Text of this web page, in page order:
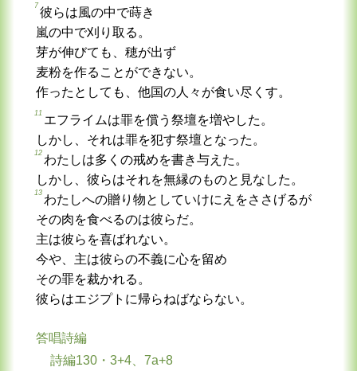
7
彼らは風の中で蒔き
嵐の中で刈り取る。
芽が伸びても、穂が出ず
麦粉を作ることができない。
作ったとしても、他国の人々が食い尽くす。
11
エフライムは罪を償う祭壇を増やした。
しかし、それは罪を犯す祭壇となった。
12
わたしは多くの戒めを書き与えた。
しかし、彼らはそれを無縁のものと見なした。
13
わたしへの贈り物としていけにえをささげるが
その肉を食べるのは彼らだ。
主は彼らを喜ばれない。
今や、主は彼らの不義に心を留め
その罪を裁かれる。
彼らはエジプトに帰らねばならない。
答唱詩編
詩編130・3+4、7a+8